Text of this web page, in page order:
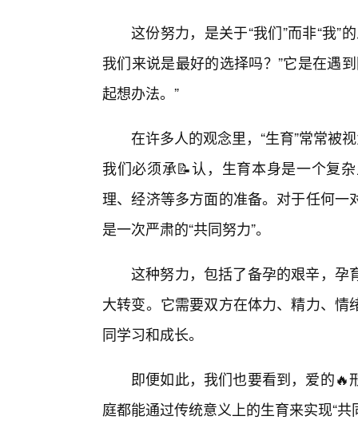
这份努力，是关于“我们”而非“我”
我们来说是最好的选择吗？”它是在遇
起想办法。”
在许多人的观念里，“生育”常常被
我们必须承📝认，生育本身是一个复
理、经济等多方面的准备。对于任何
是一次严肃的“共同努力”。
这种努力，包括了备孕的艰辛，孕
大转变。它需要双方在体力、精力、
同学习和成长。
即便如此，我们也要看到，爱的
庭都能通过传统意义上的生育来实现“